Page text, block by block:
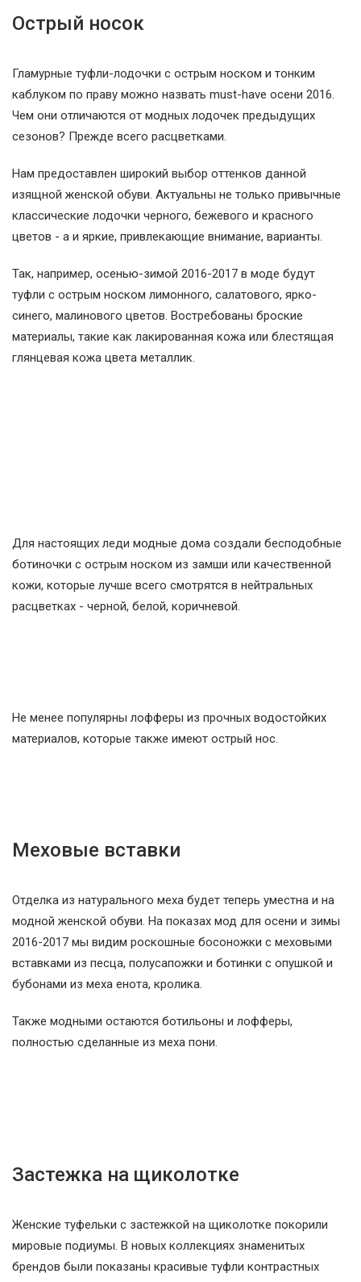
Острый носок
Гламурные туфли-лодочки с острым носком и тонким
каблуком по праву можно назвать must-have осени 2016.
Чем они отличаются от модных лодочек предыдущих
сезонов? Прежде всего расцветками.
Нам предоставлен широкий выбор оттенков данной
изящной женской обуви. Актуальны не только привычные
классические лодочки черного, бежевого и красного
цветов - а и яркие, привлекающие внимание, варианты.
Так, например, осенью-зимой 2016-2017 в моде будут
туфли с острым носком лимонного, салатового, ярко-
синего, малинового цветов. Востребованы броские
материалы, такие как лакированная кожа или блестящая
глянцевая кожа цвета металлик.
Для настоящих леди модные дома создали бесподобные
ботиночки с острым носком из замши или качественной
кожи, которые лучше всего смотрятся в нейтральных
расцветках - черной, белой, коричневой.
Не менее популярны лофферы из прочных водостойких
материалов, которые также имеют острый нос.
Меховые вставки
Отделка из натурального меха будет теперь уместна и на
модной женской обуви. На показах мод для осени и зимы
2016-2017 мы видим роскошные босоножки с меховыми
вставками из песца, полусапожки и ботинки с опушкой и
бубонами из меха енота, кролика.
Также модными остаются ботильоны и лофферы,
полностью сделанные из меха пони.
Застежка на щиколотке
Женские туфельки с застежкой на щиколотке покорили
мировые подиумы. В новых коллекциях знаменитых
брендов были показаны красивые туфли контрастных